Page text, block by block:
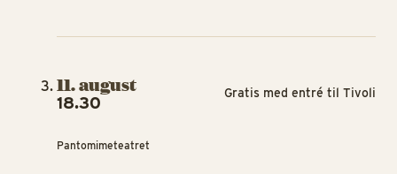
11. august
18.30
Pantomimeteatret
Gratis med entré til Tivoli